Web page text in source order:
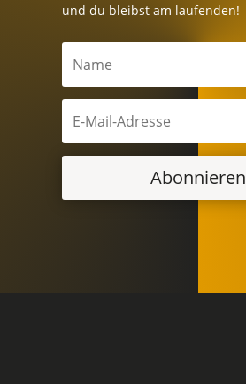
und du bleibst am laufenden!
Abonnieren